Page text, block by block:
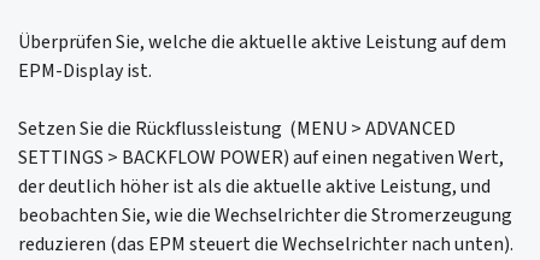
Überprüfen Sie, welche die aktuelle aktive Leistung auf dem
EPM-Display ist.
Setzen Sie die Rückflussleistung (MENU > ADVANCED
SETTINGS > BACKFLOW POWER) auf einen negativen Wert,
der deutlich höher ist als die aktuelle aktive Leistung, und
beobachten Sie, wie die Wechselrichter die Stromerzeugung
reduzieren (das EPM steuert die Wechselrichter nach unten).